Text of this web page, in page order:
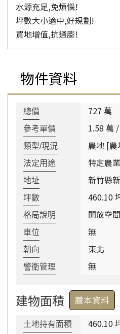
水源充足,免煩惱!
坪數大小適中,好規劃!
買地增值,抗通膨!
物件資料
總價 727 萬
參考單價 1.58 萬
類型/現況 農地 [農
法定用途 特定農
地址 新竹縣
坪數 460.10
格局說明 開放空間
車位 無
朝向 東北
警衛管理 無
建物面積 謄本資料
土地持有面積 460.10